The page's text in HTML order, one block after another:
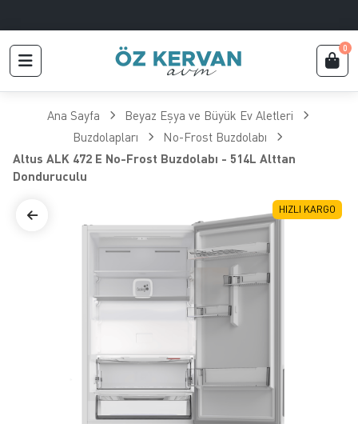
0
Ana Sayfa
Beyaz Eşya ve Büyük Ev Aletleri
Buzdolapları
No-Frost Buzdolabı
Altus ALK 472 E No-Frost Buzdolabı - 514L Alttan
Donduruculu
HIZLI KARGO